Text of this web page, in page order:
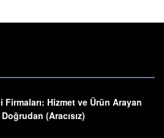
Hizmet ve Ürün Arayan
(Aracısız)